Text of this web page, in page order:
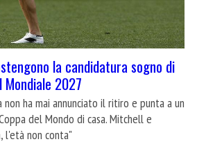
la candidatura sogno di
Mondiale 2027
ha mai annunciato il ritiro e punta a un
del Mondo di casa. Mitchell e
l'età non conta"